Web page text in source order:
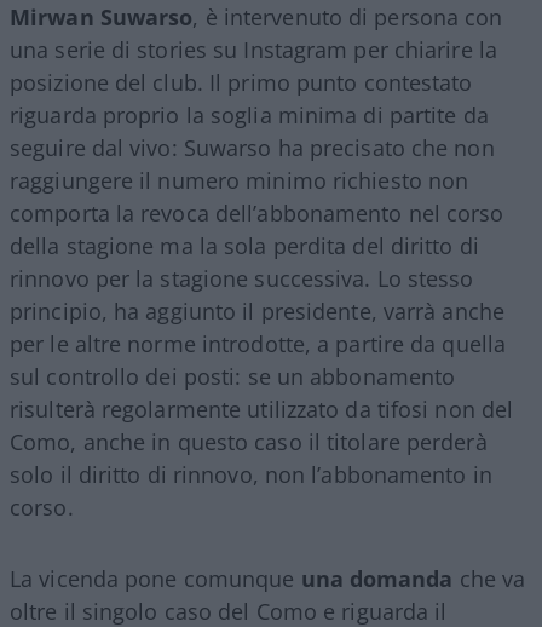
Mirwan Suwarso, è intervenuto di persona con
una serie di stories su Instagram per chiarire la
posizione del club. Il primo punto contestato
riguarda proprio la soglia minima di partite da
seguire dal vivo: Suwarso ha precisato che non
raggiungere il numero minimo richiesto non
comporta la revoca dell’abbonamento nel corso
della stagione ma la sola perdita del diritto di
rinnovo per la stagione successiva. Lo stesso
principio, ha aggiunto il presidente, varrà anche
per le altre norme introdotte, a partire da quella
sul controllo dei posti: se un abbonamento
risulterà regolarmente utilizzato da tifosi non del
Como, anche in questo caso il titolare perderà
solo il diritto di rinnovo, non l’abbonamento in
corso.
La vicenda pone comunque una domanda che va
oltre il singolo caso del Como e riguarda il